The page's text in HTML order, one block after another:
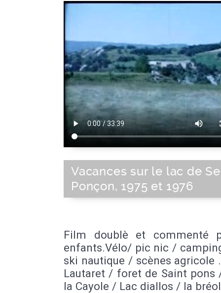
Vacances sur le lac de
Ponçon, 1975 et 1976
Film doublè et commenté
enfants.Vélo/ pic nic /
ski nautique / scènes agricole
Lautaret / foret de Saint pons
la Cayole / Lac diallos / la